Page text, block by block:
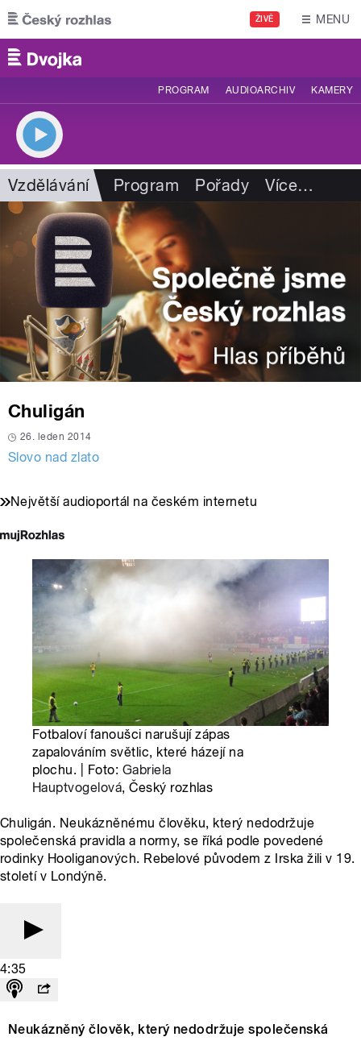
Přejít k hlavnímu obsahu
ŽIVĚ MENU
PROGRAM AUDIOARCHIV KAMERY
Vzdělávání Program Pořady Více…
Chuligán
26. leden 2014
Slovo nad zlato
Největší audioportál na českém internetu
Fotbaloví fanoušci narušují zápas
zapalováním světlic, které házejí na
plochu. | Foto: Gabriela
Hauptvogelová, Český rozhlas
Chuligán. Neukázněnému člověku, který nedodržuje
společenská pravidla a normy, se říká podle povedené
rodinky Hooliganových. Rebelové původem z Irska žili v 19.
století v Londýně.
4:35
Neukázněný člověk, který nedodržuje společenská